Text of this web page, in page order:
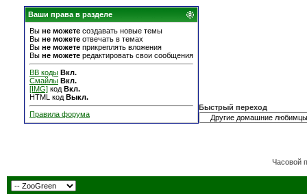
Ваши права в разделе
Вы не можете создавать новые темы
Вы не можете отвечать в темах
Вы не можете прикреплять вложения
Вы не можете редактировать свои сообщения
BB коды Вкл.
Смайлы Вкл.
[IMG] код Вкл.
HTML код Выкл.
Правила форума
Быстрый переход
Часовой